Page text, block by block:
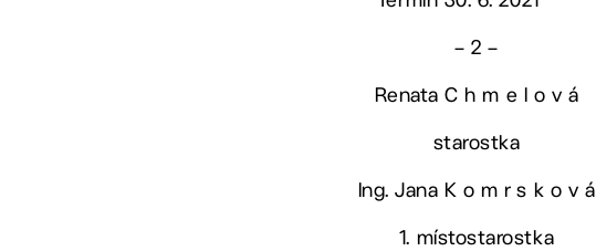
– 2 –
Renata C h m e l o v á
starostka
Ing. Jana K o m r s k o v á
1. místostarostka